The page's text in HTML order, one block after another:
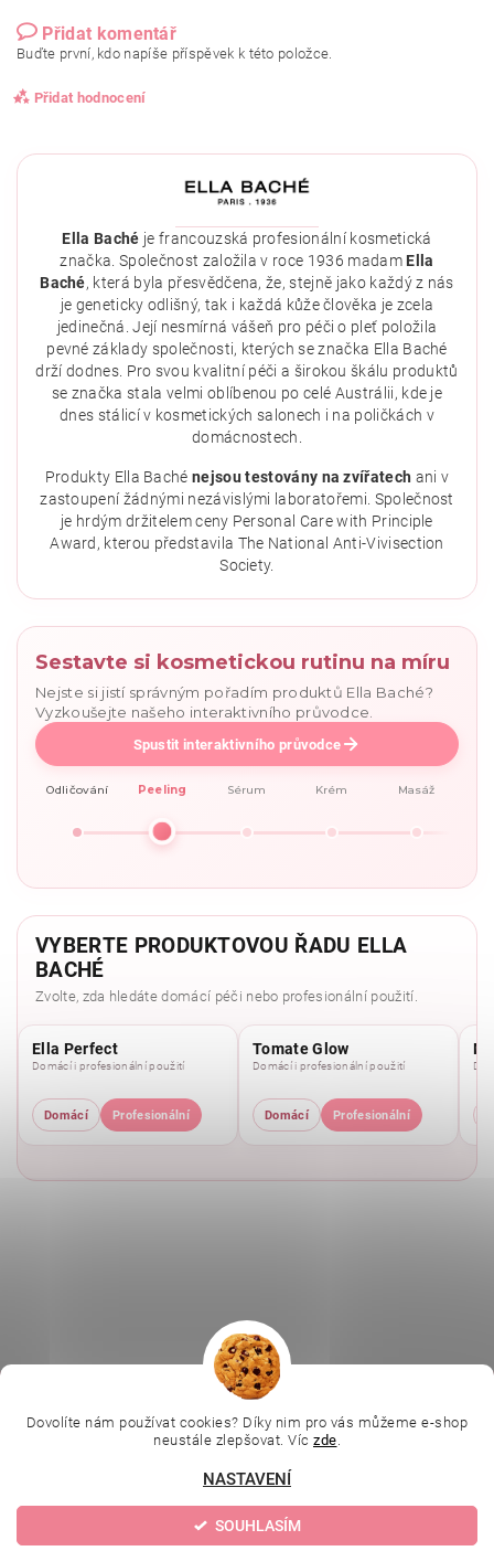
Přidat komentář
Buďte první, kdo napíše příspěvek k této položce.
Přidat hodnocení
Vložením hodnocení souhlasíte sezásadami ochrany
Ella Baché je francouzská profesionální kosmetická
značka. Společnost založila v roce 1936 madam Ella
Baché, která byla přesvědčena, že, stejně jako každý z nás
je geneticky odlišný, tak i každá kůže člověka je zcela
jedinečná. Její nesmírná vášeň pro péči o pleť položila
pevné základy společnosti, kterých se značka Ella Baché
drží dodnes. Pro svou kvalitní péči a širokou škálu produktů
se značka stala velmi oblíbenou po celé Austrálii, kde je
dnes stálicí v kosmetických salonech i na poličkách v
domácnostech.
Produkty Ella Bachénejsou testovány na zvířatech ani v
zastoupení žádnými nezávislými laboratořemi. Společnost
je hrdým držitelem ceny Personal Care with Principle
Award, kterou představila The National Anti-Vivisection
Society.
Sestavte si kosmetickou rutinu na míru
Nejste si jistí správným pořadím produktů Ella Baché?
Vyzkoušejte našeho interaktivního průvodce.
Spustit interaktivního průvodce
Odličování Peeling Sérum Krém Masáž
VYBERTE PRODUKTOVOU ŘADU ELLA
BACHÉ
Zvolte, zda hledáte domácí péči nebo profesionální použití.
Ella Perfect
Domácí i profesionální použití
Domácí Profesionální
Tomate Glow
Domácí i profesionální použití
Domácí Profesionální
L.C.P. Paris |
Online kosmetické kurzy | Kozmetickyobchod.sk
cookies
Dovolíte nám používat cookies? Díky nim pro vás můžeme e-shop
neustále zlepšovat. Víc zde.
NASTAVENÍ
SOUHLASÍM